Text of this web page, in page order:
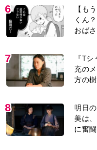
6
【も
くん
おば
7
『T
充の
方の
8
明日
美は
に奮